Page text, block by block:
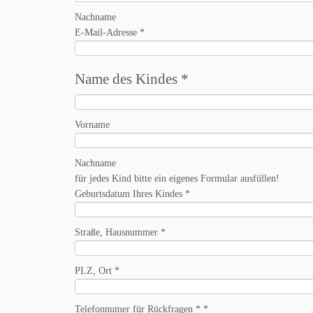
Nachname
E-Mail-Adresse *
Name des Kindes *
Vorname
Nachname
für jedes Kind bitte ein eigenes Formular ausfüllen!
Geburtsdatum Ihres Kindes *
Straße, Hausnummer *
PLZ, Ort *
Telefonnumer für Rückfragen * *